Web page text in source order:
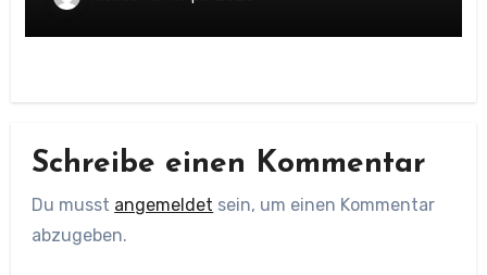
Schreibe einen Kommentar
Du musst angemeldet sein, um einen Kommentar
abzugeben.